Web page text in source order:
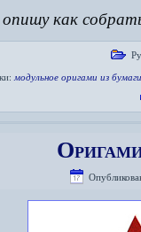
как
модульное оригами из бумаги